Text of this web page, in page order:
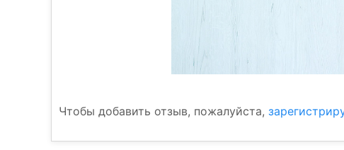
Чтобы добавить отзыв, пожалуйста,